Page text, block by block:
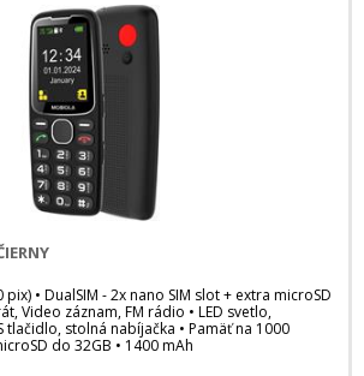
pix) • DualSIM - 2x nano SIM slot + extra microSD
Video záznam, FM rádio • LED svetlo,
tlačidlo, stolná nabíjačka • Pamäť na 1000
do 32GB • 1400 mAh